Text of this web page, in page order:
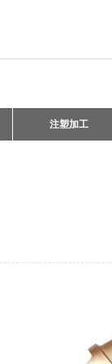
注塑加工